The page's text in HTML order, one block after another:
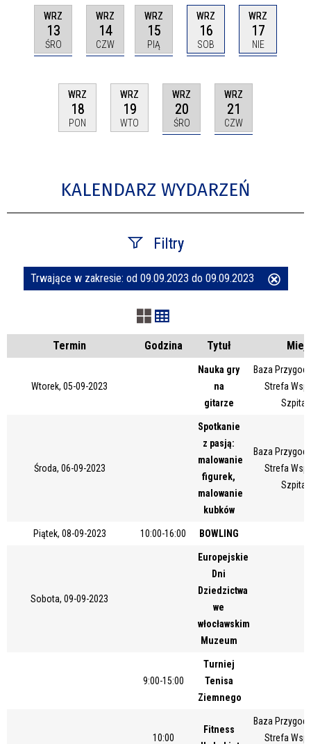
WRZ
13
ŚRO
WRZ
14
CZW
WRZ
15
PIĄ
WRZ
16
SOB
WRZ
17
NIE
WRZ
18
PON
WRZ
19
WTO
WRZ
20
ŚRO
WRZ
21
CZW
KALENDARZ WYDARZEŃ
Filtry
Szukana fraza
Kategoria
Trwające w zakresie
Trwające w zakresie: od 09.09.2023 do 09.09.2023
Termin Godzina Tytuł
Wtorek, 05-09-2023
Nauka gry
na
gitarze
Baza
Strefa
Środa, 06-09-2023
Spotkanie
z pasją:
malowanie
figurek,
malowanie
kubków
Baza
Strefa
Piątek, 08-09-2023 10:00-16:00 BOWLING
Sobota, 09-09-2023
Europejskie
Dni
Dziedzictwa
we
włocławskim
Muzeum
9:00-15:00
Turniej
Tenisa
Ziemnego
10:00
Fitness
Baza
Strefa